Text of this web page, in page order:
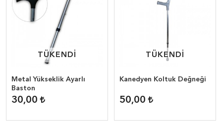
TÜKENDİ
TÜKENDİ
Metal Yükseklik Ayarlı
Baston
30,00
TÜKENDİ
TÜKENDİ
Kanedyen Koltuk Değneği
50,00